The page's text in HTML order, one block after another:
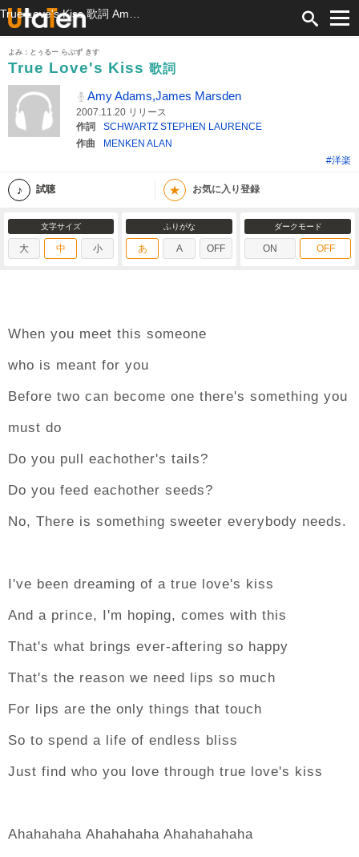
よみ：とぅるー らぶず きす
True Love's Kiss 歌詞
Amy Adams,James Marsden
2007.11.20 リリース
作詞
SCHWARTZ STEPHEN LAURENCE
作曲
MENKEN ALAN
#洋楽
試聴 ★ お気に入り登録
文字サイズ
大 中 小
ふりがな
あ A OFF
ダークモード
ON OFF
When you meet this someone
who is meant for you
Before two can become one there's something you
must do
Do you pull eachother's tails?
Do you feed eachother seeds?
No, There is something sweeter everybody needs.
I've been dreaming of a true love's kiss
And a prince, I'm hoping, comes with this
That's what brings ever-aftering so happy
That's the reason we need lips so much
For lips are the only things that touch
So to spend a life of endless bliss
Just find who you love through true love's kiss
Ahahahaha Ahahahaha Ahahahahaha